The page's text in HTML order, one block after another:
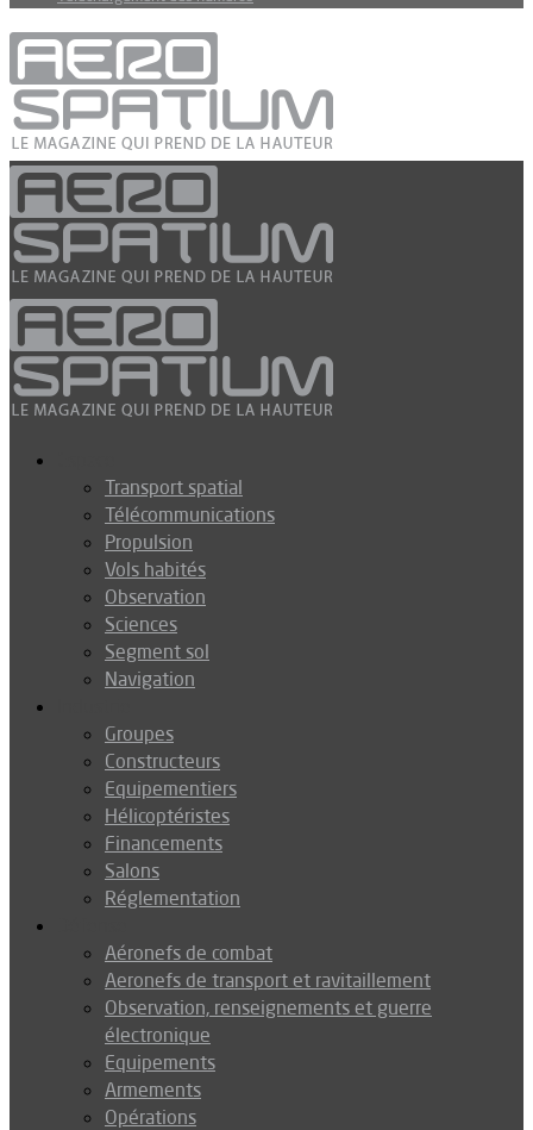
Transport spatial
Télécommunications
Propulsion
Vols habités
Observation
Sciences
Segment sol
Navigation
Groupes
Constructeurs
Equipementiers
Hélicoptéristes
Financements
Salons
Réglementation
Aéronefs de combat
Aeronefs de transport et ravitaillement
Observation, renseignements et guerre
électronique
Equipements
Armements
Opérations